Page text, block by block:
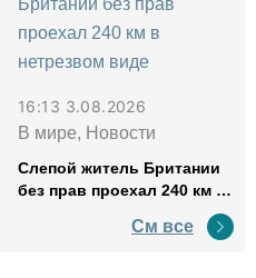
16:13 3.08.2026
В мире, Новости
Слепой житель Британии
без прав проехал 240 км в
См все